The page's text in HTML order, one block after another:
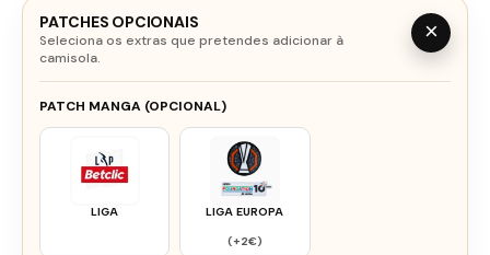
PATCHES OPCIONAIS
Seleciona os extras que pretendes adicionar à
camisola.
×
PATCH MANGA (OPCIONAL)
LIGA LIGA EUROPA
(+2€)